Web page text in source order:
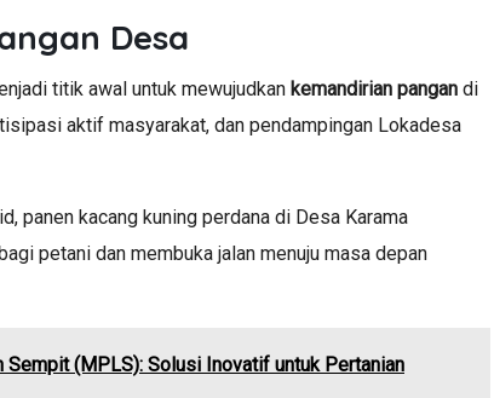
Desa
titik awal untuk mewujudkan kemandirian pangan di
aktif masyarakat, dan pendampingan Lokadesa
panen kacang kuning perdana di Desa Karama
petani dan membuka jalan menuju masa depan
Sempit (MPLS): Solusi Inovatif untuk Pertanian